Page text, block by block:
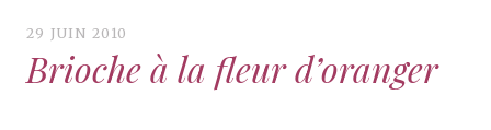
29 JUIN 2010
Brioche à la fleur d’oranger